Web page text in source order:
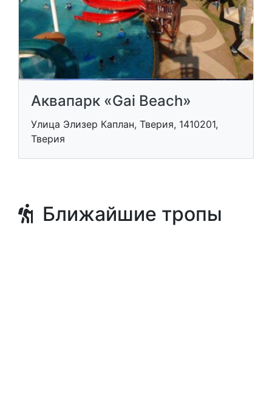
Аквапарк «Gai Beach»
Улица Элизер Каплан, Тверия, 1410201,
Тверия
Ближайшие тропы